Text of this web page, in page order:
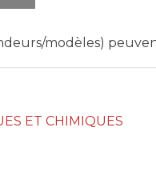
modèles)
ET CHIMIQUES